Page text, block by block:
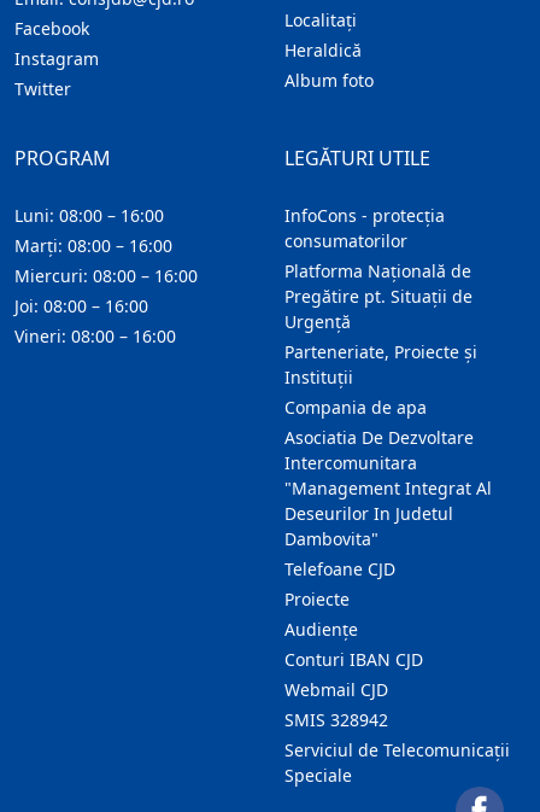
Facebook
Instagram
Twitter
Localitaţi
Heraldică
Album foto
LEGĂTURI UTILE
InfoCons - protecția
consumatorilor
Platforma Națională de
Pregătire pt. Situații de
Urgență
Parteneriate, Proiecte și
Instituții
Compania de apa
Asociatia De Dezvoltare
Intercomunitara
"Management Integrat Al
Deseurilor In Judetul
Dambovita"
Telefoane CJD
Proiecte
Audienţe
Conturi IBAN CJD
Webmail CJD
SMIS 328942
Serviciul de Telecomunicații
Speciale
PROGRAM
Luni: 08:00 – 16:00
Marți: 08:00 – 16:00
Miercuri: 08:00 – 16:00
Joi: 08:00 – 16:00
Vineri: 08:00 – 16:00